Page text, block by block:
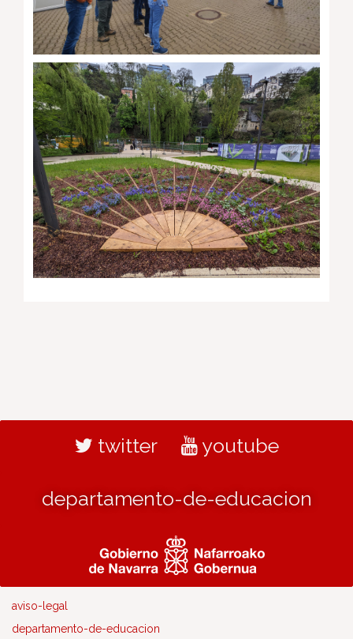
twitter youtube
departamento-de-educacion
aviso-legal
departamento-de-educacion